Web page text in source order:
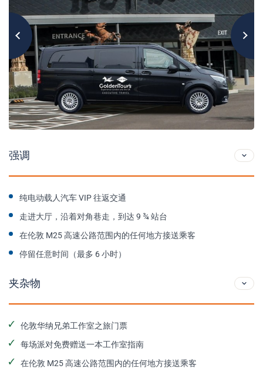
强调
纯电动载人汽车 VIP 往返交通
走进大厅，沿着对角巷走，到达 9 ¾ 站台
在伦敦 M25 高速公路范围内的任何地方接送乘客
停留任意时间（最多 6 小时）
夹杂物
伦敦华纳兄弟工作室之旅门票
每场派对免费赠送一本工作室指南
在伦敦 M25 高速公路范围内的任何地方接送乘客